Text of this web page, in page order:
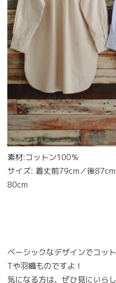
素材:コットン100％
サイズ: 着丈前79cm／後
80cm
ベーシックなデザインでコッ
Tや羽織ものですよ！
気になる方は、ぜひ見にいら